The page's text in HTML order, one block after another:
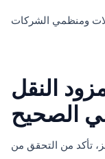
النقل
الصحيح